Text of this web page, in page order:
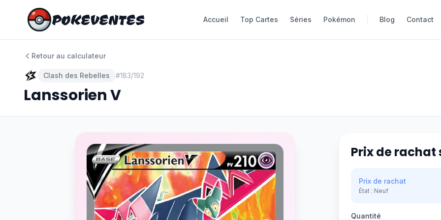
POKEVENTES Accueil Top Cartes Séries Pokémon Blog Contact
POKEVENTES Accueil Top Cartes Séries Pokémon Blog Contact
Retour au calculateur
Clash des Rebelles #183/192
Lanssorien V
Prix de rachat
Prix de rachat
État : Neuf
Quantité